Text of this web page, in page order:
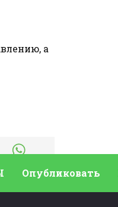
а
Опубликовать